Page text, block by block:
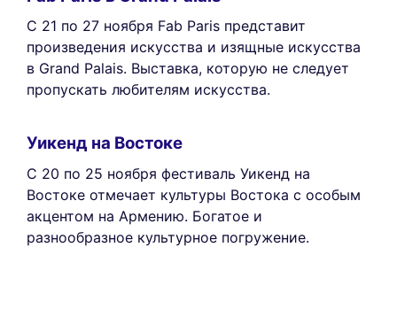
С 21 по 27 ноября Fab Paris представит
произведения искусства и изящные искусства
в Grand Palais. Выставка, которую не следует
пропускать любителям искусства.
Уикенд на Востоке
С 20 по 25 ноября фестиваль Уикенд на
Востоке отмечает культуры Востока с особым
акцентом на Армению. Богатое и
разнообразное культурное погружение.